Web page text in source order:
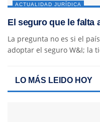
ACTUALIDAD JURÍDICA
El seguro que le falta
La pregunta no es si el
adoptar el seguro W&I; la
LO MÁS LEIDO HOY